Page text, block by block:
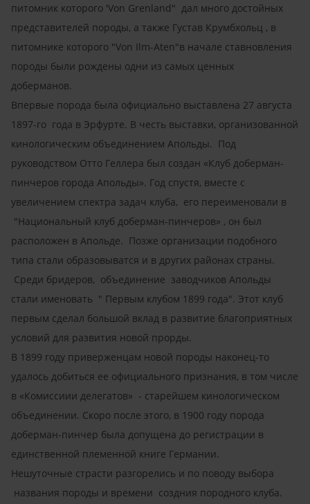
питомник которого 'Von Grenland" дал много достойных
представителей породы, а также Густав Крумбхольц , в
питомнике которого "Von Ilm-Aten"в начале ставновления
породы были рождены одни из самых ценных
доберманов.
Впервые порода была официально выставлена 27 августа
1897-го года в Эрфурте. В честь выставки, организованной
кинологическим объединением Апольды. Под
руководством Отто Геллера был создан «Клуб доберман-
пинчеров города Апольды». Год спустя, вместе с
увеличением спектра задач клуба, его переименовали в
"Национальный клуб доберман-пинчеров» , он был
расположен в Апольде. Позже организации подобного
типа стали образовыватся и в других районах страны.
Среди бридеров, объединение заводчиков Апольды
стали именовать " Первым клубом 1899 года". Этот клуб
первым сделал большой вклад в развитие благоприятных
условий для развития новой прорды.
В 1899 году приверженцам новой породы наконец-то
удалось добиться ее официального признания, в том числе
в «Комиссиии делегатов» - старейшем кинологическом
объединении. Скоро после этого, в 1900 году порода
доберман-пинчер была допущена до регистрации в
единственной племенной книге Германии.
Нешуточные страсти разгорелись и по поводу выбора
названия породы и времени создния породного клуба.